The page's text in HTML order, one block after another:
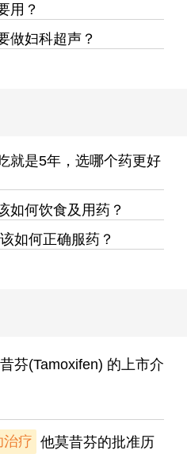
用？
做妇科超声？
就是5年，选哪个药更好
如何饮食及用药？
如何正确服药？
芬(Tamoxifen) 的上市介
治疗 他莫昔芬的批准历